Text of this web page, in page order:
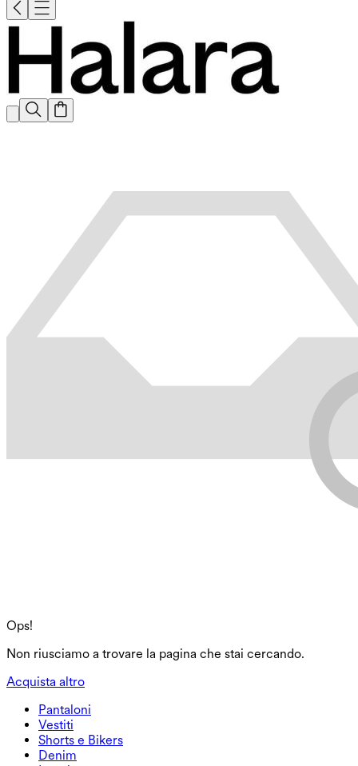
Ops!
Non riusciamo a trovare la pagina che stai cercando.
Acquista altro
Pantaloni
Pantaloni
Joggers
Pantaloni da lavoro
Vestiti
Vestiti
Vestiti sportivi
Shorts e Bikers
Shorts e Bikers
Denim